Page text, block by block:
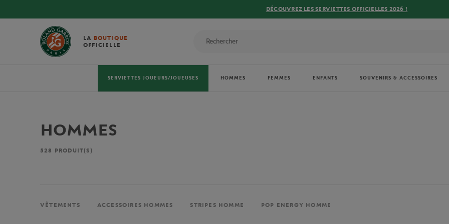
DÉCOUVREZ LES SERVIETTES OFFICIELLES 2026 !
LA BOUTIQUE
OFFICIELLE
SERVIETTES JOUEURS/JOUEUSES HOMMES FEMMES ENFANTS SOUVENIRS & ACCESSOIRES
HOMMES
528 PRODUIT(S)
VÊTEMENTS ACCESSOIRES HOMMES STRIPES HOMME POP ENERGY HOMME